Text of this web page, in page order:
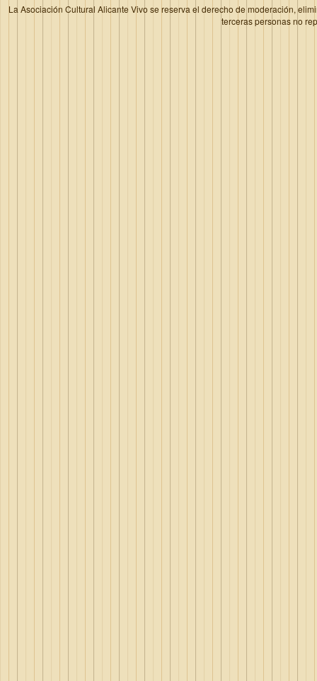
La Asociación Cultural Alicante Vivo se reserva el derecho de moderación,
terceras personas no